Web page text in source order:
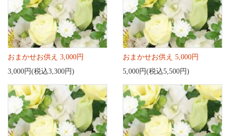
おまかせお供え 3,000円
3,000円(税込3,300円)
おまかせお供え 5,000円
5,000円(税込5,500円)